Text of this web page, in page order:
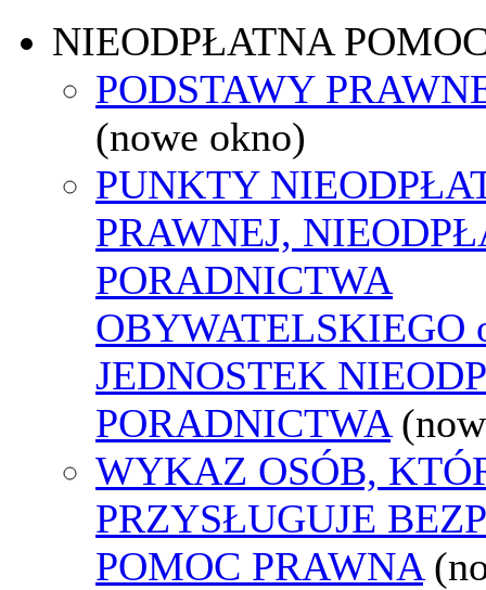
NIEODPŁATNA
PODSTAWY
(nowe okno)
PUNKTY
PRAWNEJ,
PORADNICTWA
OBYWATELSKIEGO
JEDNOSTEK
PORADNICTWA
WYKAZ OSÓB,
PRZYSŁUGUJE
POMOC PRAWNA